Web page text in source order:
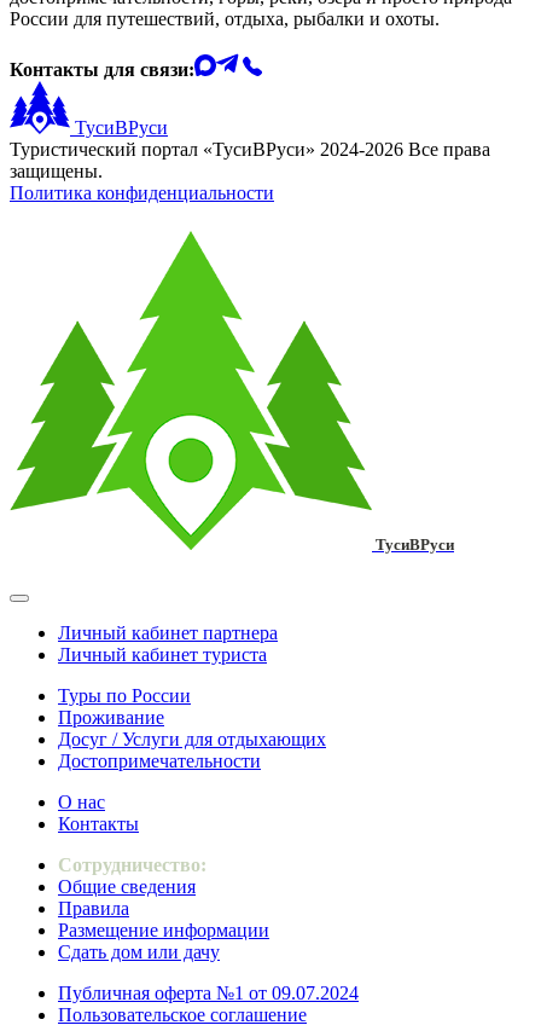
России для путешествий, отдыха, рыбалки и охоты.
Контакты для связи:
ТусиВРуси
Туристический портал «ТусиВРуси» 2024-2026 Все права
защищены.
Политика конфиденциальности
ТусиВРуси
Личный кабинет партнера
Личный кабинет туриста
Туры по России
Проживание
Досуг / Услуги для отдыхающих
Достопримечательности
О нас
Контакты
Сотрудничество:
Общие сведения
Правила
Размещение информации
Сдать дом или дачу
Публичная оферта №1 от 09.07.2024
Пользовательское соглашение